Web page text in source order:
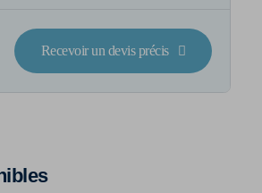
Recevoir un devis précis